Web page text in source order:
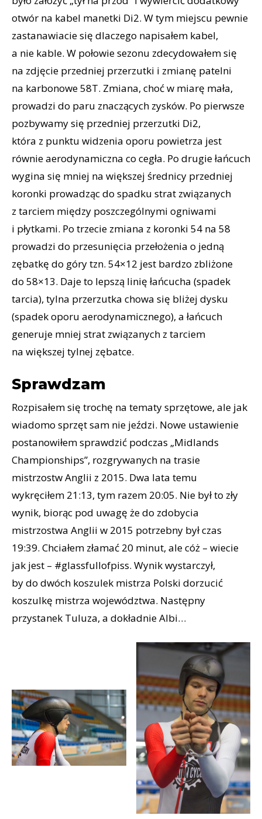
otwór na kabel manetki Di2. W tym miejscu pewnie
zastanawiacie się dlaczego napisałem kabel,
a nie kable. W połowie sezonu zdecydowałem się
na zdjęcie przedniej przerzutki i zmianę patelni
na karbonowe 58T. Zmiana, choć w miarę mała,
prowadzi do paru znaczących zysków. Po pierwsze
pozbywamy się przedniej przerzutki Di2,
która z punktu widzenia oporu powietrza jest
równie aerodynamiczna co cegła. Po drugie łańcuch
wygina się mniej na większej średnicy przedniej
koronki prowadząc do spadku strat związanych
z tarciem między poszczególnymi ogniwami
i płytkami. Po trzecie zmiana z koronki 54 na 58
prowadzi do przesunięcia przełożenia o jedną
zębatkę do góry tzn. 54×12 jest bardzo zbliżone
do 58×13. Daje to lepszą linię łańcucha (spadek
tarcia), tylna przerzutka chowa się bliżej dysku
(spadek oporu aerodynamicznego), a łańcuch
generuje mniej strat związanych z tarciem
na większej tylnej zębatce.
Sprawdzam
Rozpisałem się trochę na tematy sprzętowe, ale jak
wiadomo sprzęt sam nie jeździ. Nowe ustawienie
postanowiłem sprawdzić podczas „Midlands
Championships”, rozgrywanych na trasie
mistrzostw Anglii z 2015. Dwa lata temu
wykręciłem 21:13, tym razem 20:05. Nie był to zły
wynik, biorąc pod uwagę że do zdobycia
mistrzostwa Anglii w 2015 potrzebny był czas
19:39. Chciałem złamać 20 minut, ale cóż – wiecie
jak jest – #glassfullofpiss. Wynik wystarczył,
by do dwóch koszulek mistrza Polski dorzucić
koszulkę mistrza województwa. Następny
przystanek Tuluza, a dokładnie Albi…